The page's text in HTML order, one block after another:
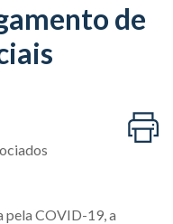
de
pela COVID-19, a